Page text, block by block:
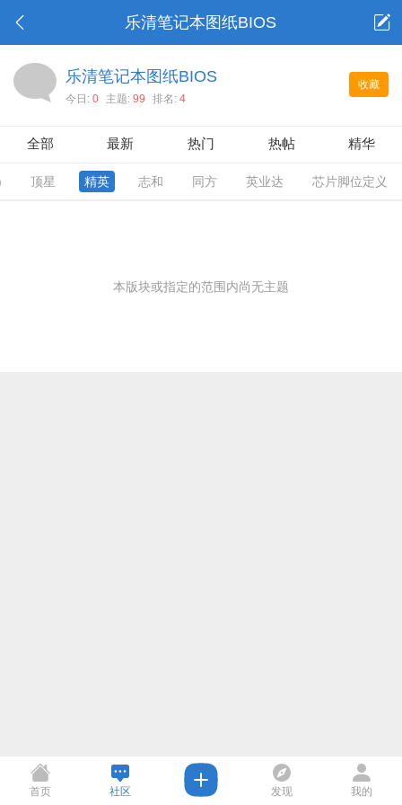
乐清笔记本图纸BIOS
收藏
乐清笔记本图纸BIOS
今日: 0 主题: 99 排名: 4
全部 最新 热门 热帖 精华
顶星 精英 志和 同方 英业达 芯片脚位定义
本版块或指定的范围内尚无主题
首页 社区 发现 我的